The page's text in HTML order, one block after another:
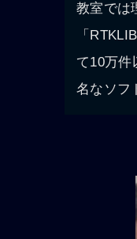
教室では
「
て10万件
名なソフ